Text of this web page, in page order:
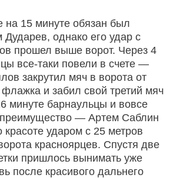
на 15 минуте обязан был
Дударев, однако его удар с
прошел выше ворот. Через 4
все-таки повели в счете —
закрутил мяч в ворота от
флажка и забил свой третий мяч
минуте барнаульцы и вовсе
— Артем Саблин
ударом с 25 метров
красноярцев. Спустя две
пришлось вынимать уже
после красивого дальнего